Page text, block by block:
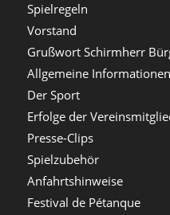
Spielregeln
Vorstand
Grußwort Schirmherr
Allgemeine Informationen
Der Sport
Erfolge der
Presse-Clips
Spielzubehör
Anfahrtshinweise
Festival de Pétanque